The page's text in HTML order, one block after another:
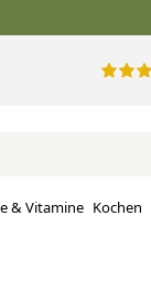
​​& Vitamine Kochen